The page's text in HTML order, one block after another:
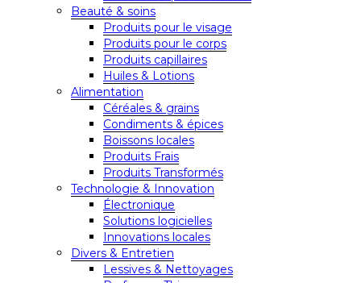
Beauté & soins
Produits pour le visage
Produits pour le corps
Produits capillaires
Huiles & Lotions
Alimentation
Céréales & grains
Condiments & épices
Boissons locales
Produits Frais
Produits Transformés
Technologie & Innovation
Électronique
Solutions logicielles
Innovations locales
Divers & Entretien
Lessives & Nettoyages